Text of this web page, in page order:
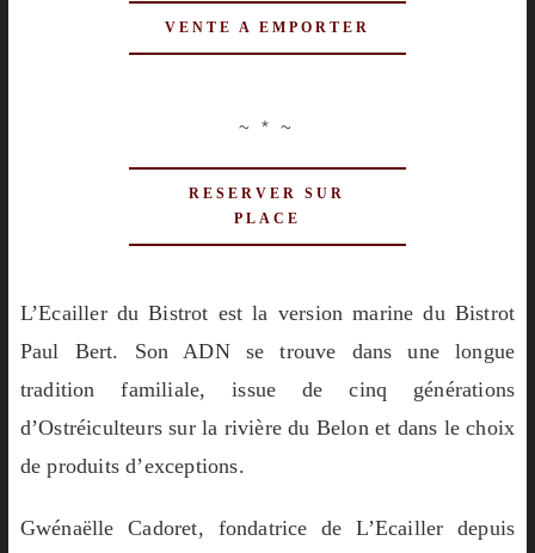
VENTE A EMPORTER
~ * ~
RESERVER SUR
PLACE
L’Ecailler du Bistrot est la version marine du Bistrot
Paul Bert. Son ADN se trouve dans une longue
tradition familiale, issue de cinq générations
d’Ostréiculteurs sur la rivière du Belon et dans le choix
de produits d’exceptions.
Gwénaëlle Cadoret, fondatrice de L’Ecailler depuis